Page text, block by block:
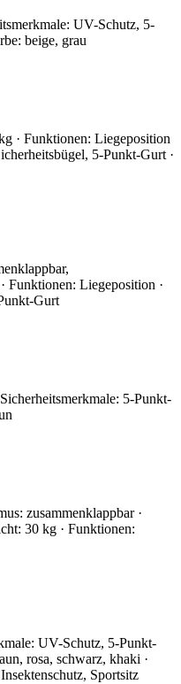
UV-Schutz, 5-
beige, grau
· Funktionen: Liegeposition
5-Punkt-Gurt ·
Funktionen: Liegeposition ·
Gurt
5-Punkt-
zusammenklappbar ·
30 kg · Funktionen:
UV-Schutz, 5-Punkt-
rosa, schwarz, khaki ·
Sportsitz